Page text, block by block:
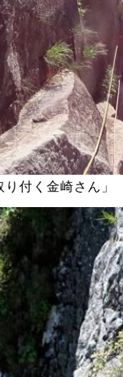
り付く金崎さん」